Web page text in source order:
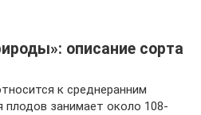
описание сорта
к среднеранним
плодов занимает около 108-